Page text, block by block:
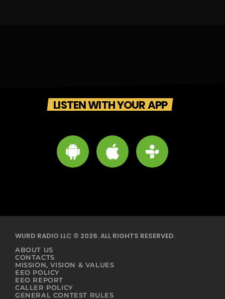
LISTEN WITH YOUR APP
WURD RADIO LLC © 2026. ALL RIGHTS RESERVED.
ABOUT US
CONTACTS
MISSION, VISION & VALUES
EEO POLICY
EEO REPORT
CALLER POLICY
GENERAL CONTEST RULES